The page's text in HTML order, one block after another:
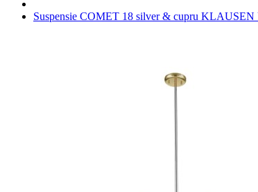
Suspensie COMET 18 silver & cupru KLAUSEN